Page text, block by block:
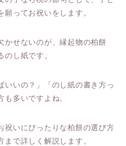
願ってお祝いをします。
かせないのが、縁起物の柏餅
し紙です。
いいの？」「のし紙の書き方っ
多いですよね。
祝いにぴったりな柏餅の選び方
で詳しく解説します。